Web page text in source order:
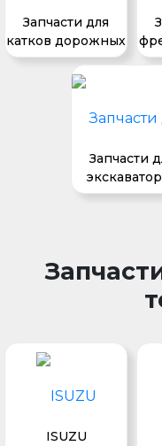
Запчасти для
катков дорожных
Запчасти
ISUZU